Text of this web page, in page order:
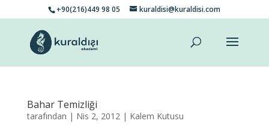
+90(216)449 98 05 kuraldisi@kuraldisi.com
Bahar Temizliği
tarafından | Nis 2, 2012| Kalem Kutusu